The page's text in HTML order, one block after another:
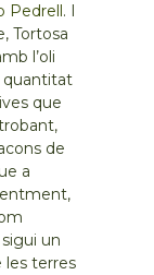
Pedrell. I
Tortosa
l’oli
quantitat
que
de
a
un
les terres